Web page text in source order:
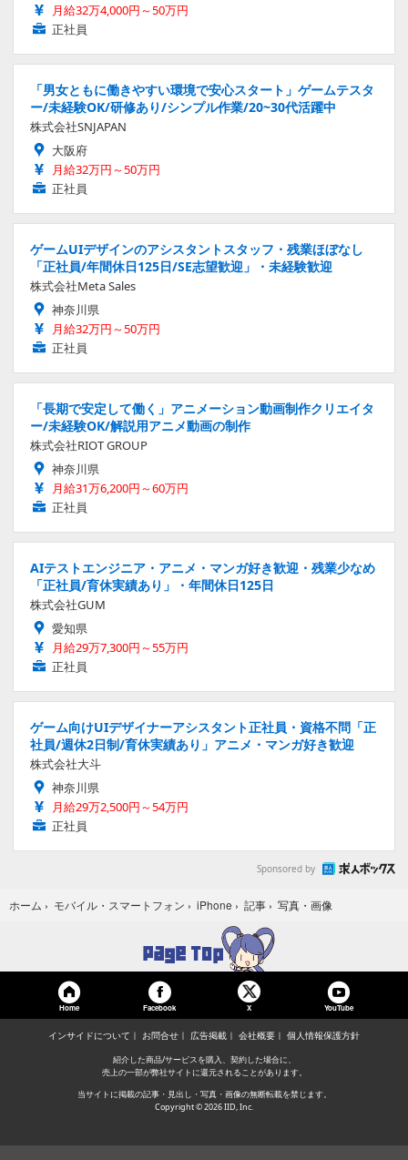
月給32万4,000円～50万円
正社員
「男女ともに働きやすい環境で安心スタート」ゲームテスタ
ー/未経験OK/研修あり/シンプル作業/20~30代活躍中
株式会社SNJAPAN
大阪府
月給32万円～50万円
正社員
ゲームUIデザインのアシスタントスタッフ・残業ほぼなし
「正社員/年間休日125日/SE志望歓迎」・未経験歓迎
株式会社Meta Sales
神奈川県
月給32万円～50万円
正社員
「長期で安定して働く」アニメーション動画制作クリエイタ
ー/未経験OK/解説用アニメ動画の制作
株式会社RIOT GROUP
神奈川県
月給31万6,200円～60万円
正社員
AIテストエンジニア・アニメ・マンガ好き歓迎・残業少なめ
「正社員/育休実績あり」・年間休日125日
株式会社GUM
愛知県
月給29万7,300円～55万円
正社員
ゲーム向けUIデザイナーアシスタント正社員・資格不問「正
社員/週休2日制/育休実績あり」アニメ・マンガ好き歓迎
株式会社大斗
神奈川県
月給29万2,500円～54万円
正社員
Sponsored by
ホーム › モバイル・スマートフォン › iPhone › 記事 › 写真・画像
Home Facebook X YouTube
インサイドについて お問合せ 広告掲載 会社概要 個人情報保護方針
紹介した商品/サービスを購入、契約した場合に、
売上の一部が弊社サイトに還元されることがあります。
当サイトに掲載の記事・見出し・写真・画像の無断転載を禁じます。
Copyright © 2026 IID, Inc.